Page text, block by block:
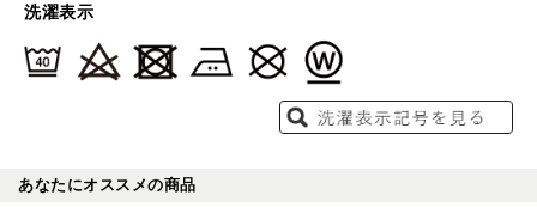
洗濯表示
あなたにオススメの商品